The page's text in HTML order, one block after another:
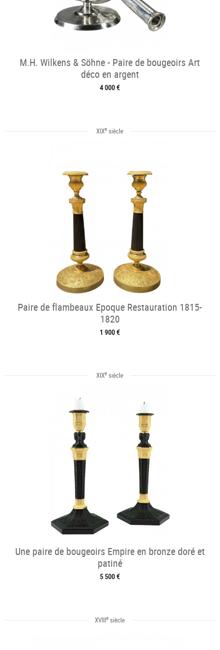
M.H. Wilkens & Söhne - Paire de bougeoirs Art
déco en argent
4 000 €
XIXe siècle
Paire de flambeaux Epoque Restauration 1815-
1820
1 900 €
XIXe siècle
Une paire de bougeoirs Empire en bronze doré et
patiné
5 500 €
XVIIIe siècle